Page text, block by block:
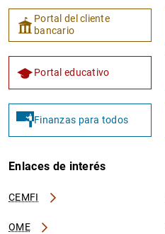
Portal del cliente
bancario
Portal educativo
Finanzas para todos
Enlaces de interés
CEMFI
OME